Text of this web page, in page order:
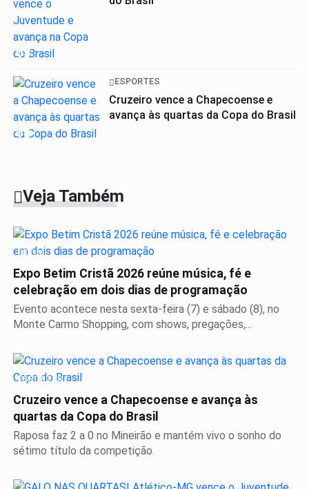
03
04
ESPORTES
Cruzeiro vence a Chapecoense e
avança às quartas da Copa do Brasil
Veja Também
BETIM
Expo Betim Cristã 2026 reúne música, fé e
celebração em dois dias de programação
Evento acontece nesta sexta-feira (7) e sábado (8), no
Monte Carmo Shopping, com shows, pregações,...
ESPORTES
Cruzeiro vence a Chapecoense e avança às
quartas da Copa do Brasil
Raposa faz 2 a 0 no Mineirão e mantém vivo o sonho do
sétimo título da competição.